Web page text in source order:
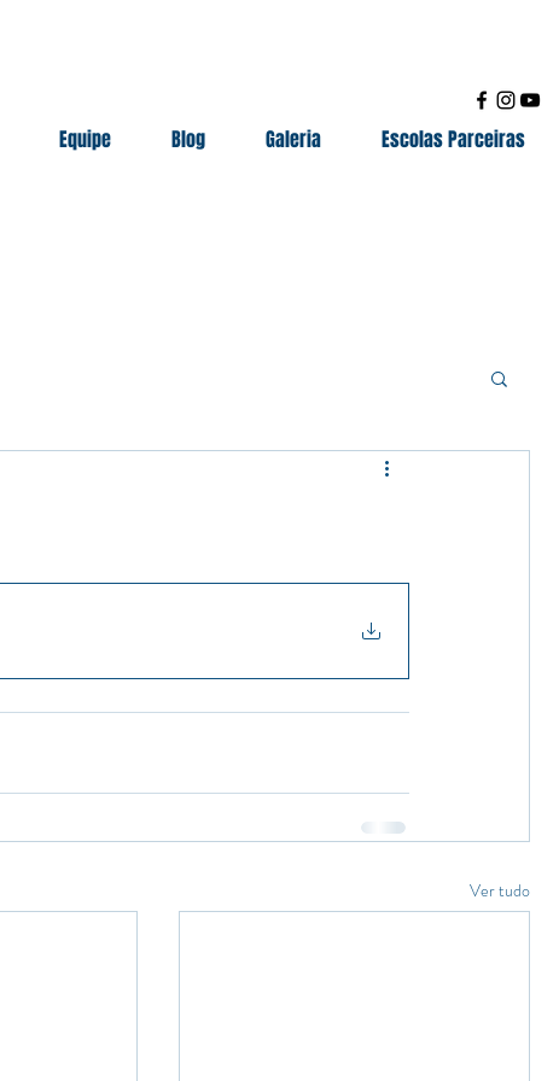
Equipe Blog Galeria Escolas Parceiras
Ver tudo